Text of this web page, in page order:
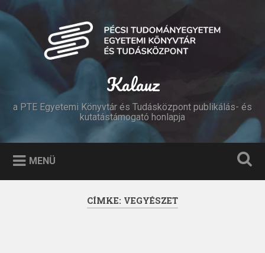
Tovább
tartalomhoz
Keresés
Kalauz
a PTE Egyetemi Könyvtár és Tudásközpont publikálás- és
kutatástámogató honlapja
MENÜ
CÍMKE: VEGYÉSZET